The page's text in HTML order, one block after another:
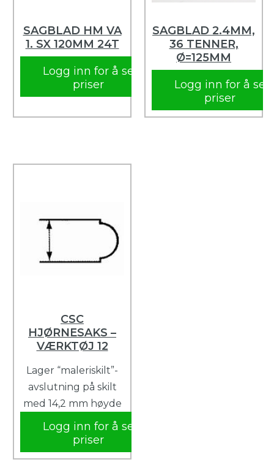
SAGBLAD HM VA
1. SX 120MM 24T
Logg inn for å se
priser
SAGBLAD 2.4MM,
36 TENNER,
Ø=125MM
Logg inn for å se
priser
CSC
HJØRNESAKS –
VÆRKTØJ 12
Lager “maleriskilt”-
avslutning på skilt
med 14,2 mm høyde
Logg inn for å se
priser